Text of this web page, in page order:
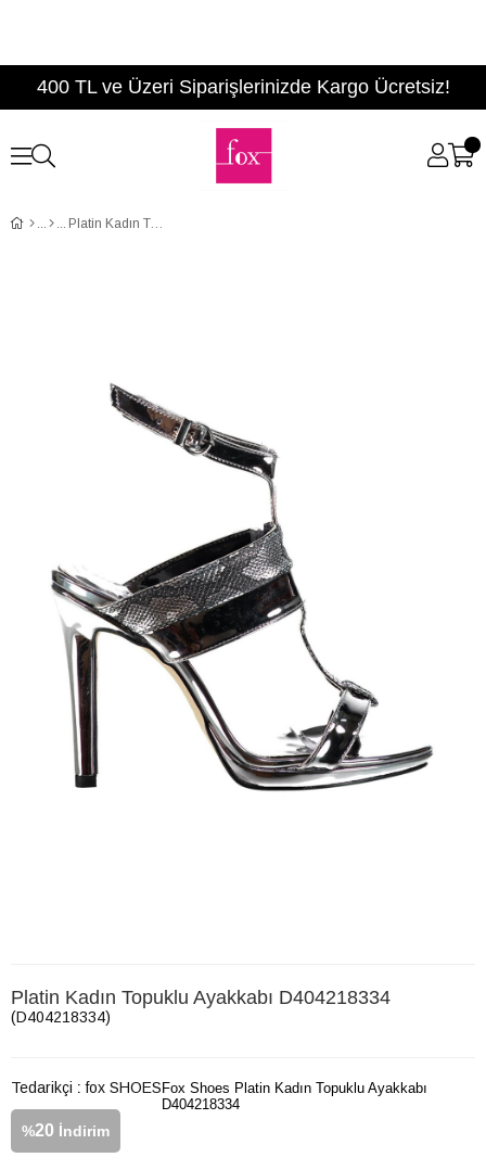
400 TL ve Üzeri Siparişlerinizde Kargo Ücretsiz!
Platin Kadın Topuklu Ayakkabı D404218334
Platin Kadın Topuklu Ayakkabı D404218334
(D404218334)
Tedarikçi : fox SHOES
%20 İndirim
Fox Shoes Platin Kadın Topuklu Ayakkabı
D404218334